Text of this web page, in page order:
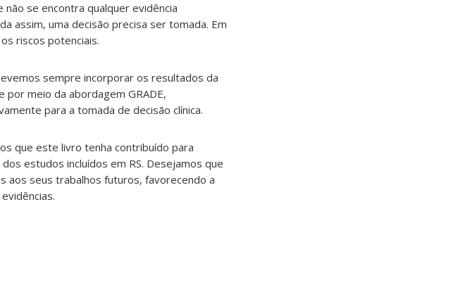
se encontra qualquer evidência
assim, uma decisão precisa ser tomada. Em
riscos potenciais.
sempre incorporar os resultados da
por meio da abordagem GRADE,
para a tomada de decisão clínica.
que este livro tenha contribuído para
estudos incluídos em RS. Desejamos que
aos seus trabalhos futuros, favorecendo a